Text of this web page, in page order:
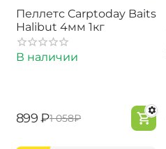
Пеллетс Carptoday Baits
Halibut 4мм 1кг
В наличии
‍899‍ ₽‍1 058‍₽